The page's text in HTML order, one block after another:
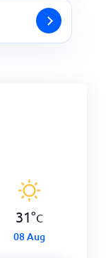
31°C
08 Aug